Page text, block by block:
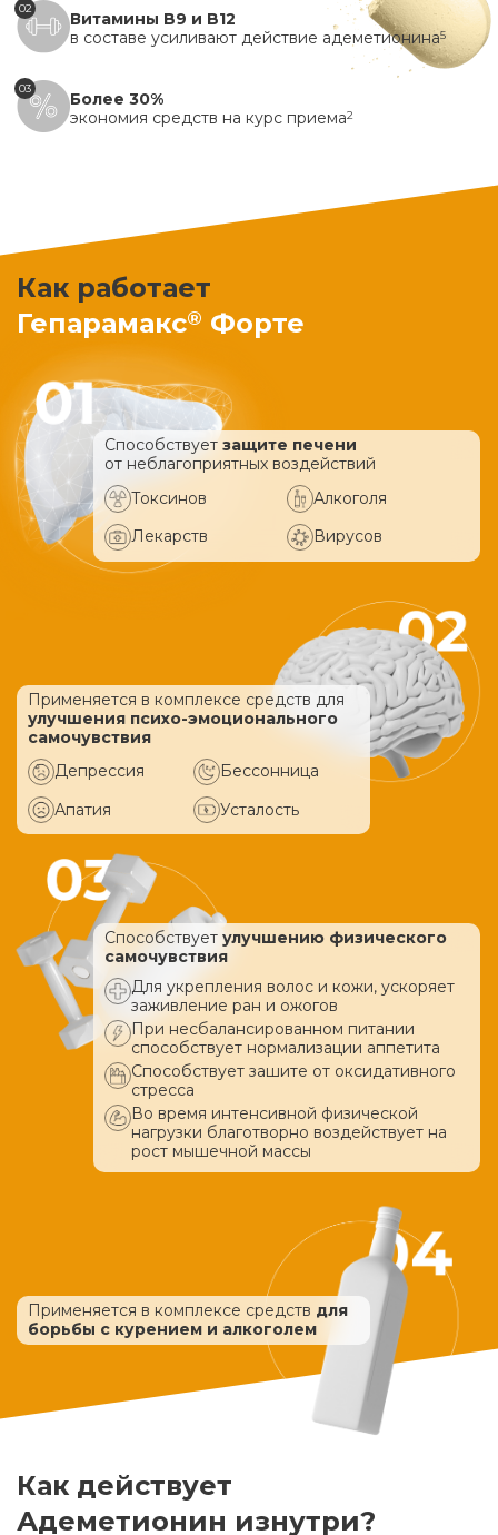
02
Витамины B9 и B12
в составе усиливают действие адеметионина5
03
Более 30%
экономия средств на курс приема2
Как работает
Гепарамакс® Форте
Способствует защите печени
от неблагоприятных воздействий
Токсинов
Алкоголя
Лекарств
Вирусов
Применяется в комплексе средств для
улучшения психо-эмоционального
самочувствия
Депрессия
Бессонница
Апатия
Усталость
Способствует улучшению физического
самочувствия
Для укрепления волос и кожи, ускоряет
заживление ран и ожогов
При несбалансированном питании
способствует нормализации аппетита
Способствует зашите от оксидативного
стресса
Во время интенсивной физической
нагрузки благотворно воздействует на
рост мышечной массы
Применяется в комплексе средств для
борьбы с курением и алкоголем
Как действует
Адеметионин изнутри?